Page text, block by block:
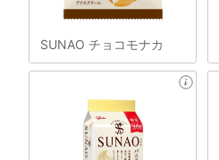
SUNAO チョコモナカ